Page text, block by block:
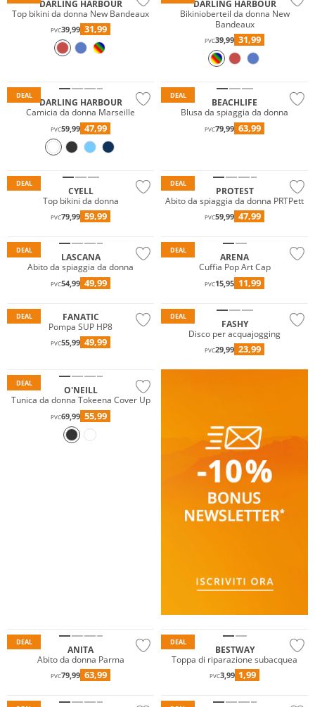
DARLING HARBOUR
Top bikini da donna New Bandeaux
PVC39,99 31,99
DARLING HARBOUR
Bikinioberteil da donna New
Bandeaux
PVC39,99 31,99
DEAL
DARLING HARBOUR
Camicia da donna Marseille
PVC59,99 47,99
DEAL
BEACHLIFE
Blusa da spiaggia da donna
PVC79,99 63,99
DEAL
Mix & Match
CYELL
Top bikini da donna
PVC79,99 59,99
DEAL
PROTEST
Abito da spiaggia da donna PRTPett
PVC59,99 47,99
DEAL
LASCANA
Abito da spiaggia da donna
PVC54,99 49,99
DEAL
ARENA
Cuffia Pop Art Cap
PVC15,95 11,99
DEAL
FANATIC
Pompa SUP HP8
PVC55,99 49,99
DEAL
FASHY
Disco per acquajogging
PVC29,99 23,99
DEAL
O'NEILL
Tunica da donna Tokeena Cover Up
PVC69,99 55,99
DEAL
ANITA
Abito da donna Parma
PVC79,99 63,99
DEAL
Resistente all'acqua
BESTWAY
Toppa di riparazione subacquea
PVC3,99 1,99